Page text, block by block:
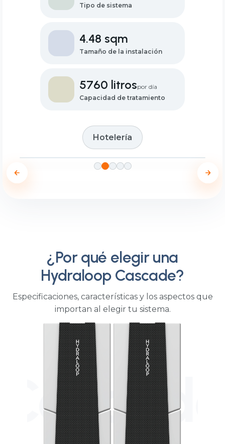
Tipo de sistema
4.48 sqm
Tamaño de la instalación
5760 litrospor día
Capacidad de tratamiento
Hotelería
Mauna Kea Beach
Hotel
HOTELERÍA
¿Por qué elegir una
Hydraloop Cascade?
Especificaciones, características y los aspectos que
importan al elegir tu sistema.